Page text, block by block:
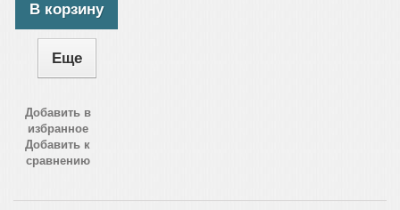
В корзину
Еще
Добавить в
избранное
Добавить к
сравнению